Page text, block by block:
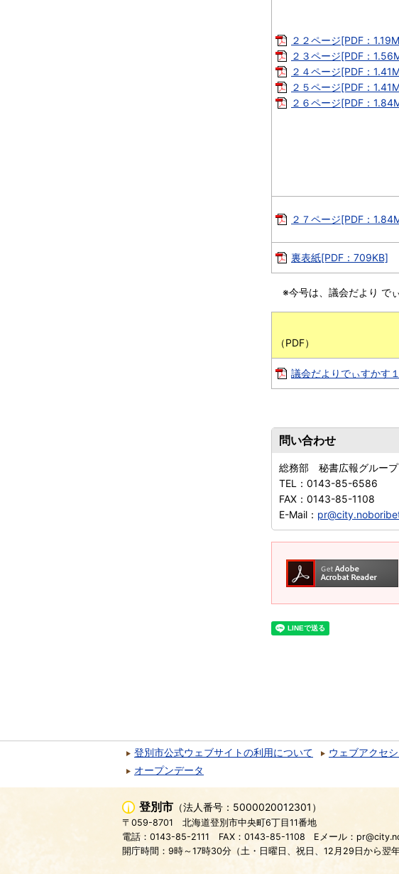
２２ページ[PDF：
２３ページ[PDF：
２４ページ[PDF：
２５ページ[PDF：
２６ページ[PDF：
２７ページ[PDF：
裏表紙[PDF：709KB]
※今号は、議会だより で
全４ペ
（
議会だよりでぃすかす
問い合わせ
総務部 秘書広報グループ
TEL： 0143-85-6586
FAX： 0143-85-1108
E-Mail：
登別市公式ウェブサイトの利用について ウェブアクセ
オープンデータ
登別市 （法人番号：5000020012301）
〒059-8701
北海道登別市中央町6丁目11番地
電話：0143-85-2111
FAX：0143-85-1108 Eメール：
開庁時間：9時～17時30分（土・日曜日、祝日、12月29日から翌